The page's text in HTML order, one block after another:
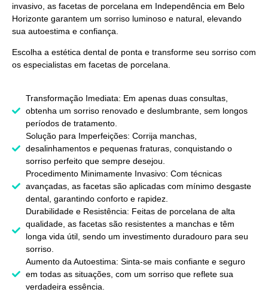
invasivo, as facetas de porcelana em Independência em Belo
Horizonte garantem um sorriso luminoso e natural, elevando
sua autoestima e confiança.
Escolha a estética dental de ponta e transforme seu sorriso com
os especialistas em facetas de porcelana.
Transformação Imediata: Em apenas duas consultas,
obtenha um sorriso renovado e deslumbrante, sem longos
períodos de tratamento.
Solução para Imperfeições: Corrija manchas,
desalinhamentos e pequenas fraturas, conquistando o
sorriso perfeito que sempre desejou.
Procedimento Minimamente Invasivo: Com técnicas
avançadas, as facetas são aplicadas com mínimo desgaste
dental, garantindo conforto e rapidez.
Durabilidade e Resistência: Feitas de porcelana de alta
qualidade, as facetas são resistentes a manchas e têm
longa vida útil, sendo um investimento duradouro para seu
sorriso.
Aumento da Autoestima: Sinta-se mais confiante e seguro
em todas as situações, com um sorriso que reflete sua
verdadeira essência.